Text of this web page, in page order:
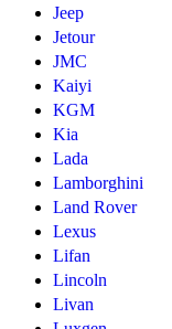
Jeep
Jetour
JMC
Kaiyi
KGM
Kia
Lada
Lamborghini
Land Rover
Lexus
Lifan
Lincoln
Livan